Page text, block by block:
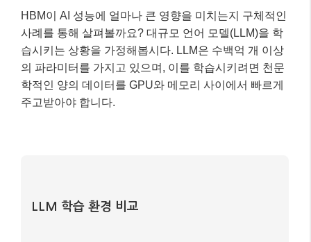
HBM이 AI 성능에 얼마나 큰 영향을 미치는지 구체적인
사례를 통해 살펴볼까요? 대규모 언어 모델(LLM)을 학
습시키는 상황을 가정해봅시다. LLM은 수백억 개 이상
의 파라미터를 가지고 있으며, 이를 학습시키려면 천문
학적인 양의 데이터를 GPU와 메모리 사이에서 빠르게
주고받아야 합니다.
LLM 학습 환경 비교